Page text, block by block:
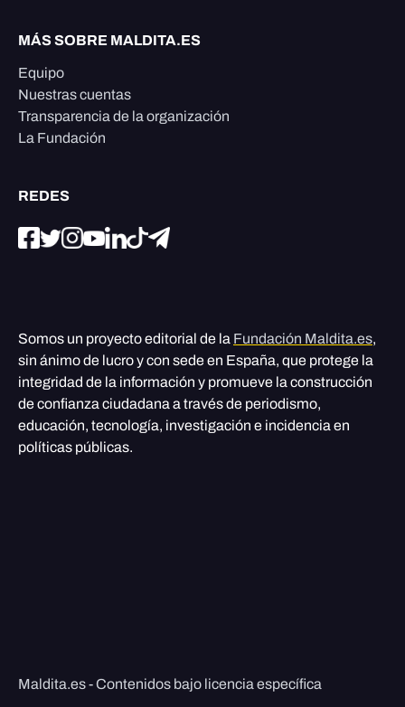
MÁS SOBRE MALDITA.ES
Equipo
Nuestras cuentas
Transparencia de la organización
La Fundación
REDES
Somos un proyecto editorial de la Fundación Maldita.es,
sin ánimo de lucro y con sede en España, que protege la
integridad de la información y promueve la construcción
de confianza ciudadana a través de periodismo,
educación, tecnología, investigación e incidencia en
políticas públicas.
Maldita.es - Contenidos bajo licencia específica